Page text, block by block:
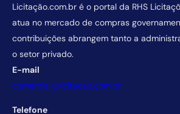
Licitação.com.br é o portal da RHS
atua no mercado de compras
contribuições abrangem tanto a
o setor privado.
E-mail
comercial@licitacao.com.br
Telefone